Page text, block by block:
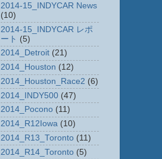
2014-15_INDYCAR News
(10)
2014-15_INDYCAR レポ
ート (5)
2014_Detroit (21)
2014_Houston (12)
2014_Houston_Race2 (6)
2014_INDY500 (47)
2014_Pocono (11)
2014_R12Iowa (10)
2014_R13_Toronto (11)
2014_R14_Toronto (5)